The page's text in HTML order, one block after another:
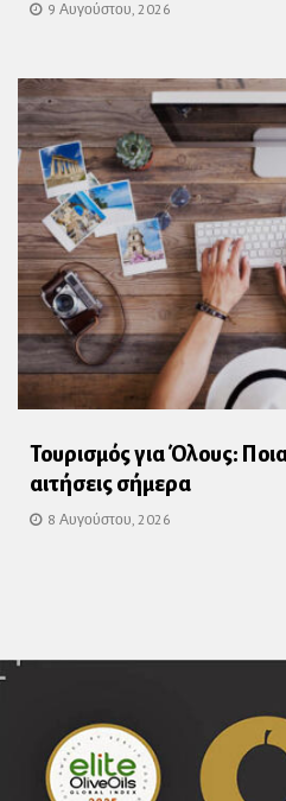
9 Αυγούστου, 2026
Τουρισμός για Όλους:
αιτήσεις σήμερα
8 Αυγούστου, 2026